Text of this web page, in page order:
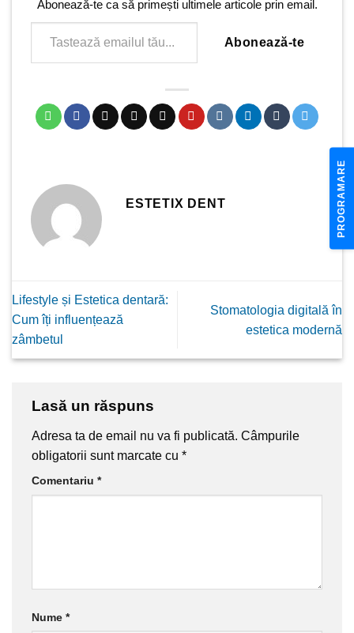
Abonează-te ca să primești ultimele articole prin email.
Tastează emailul tău...
Abonează-te
ESTETIX DENT
Lifestyle și Estetica dentară:
Cum îți influențează
zâmbetul
Stomatologia digitală în
estetica modernă
Lasă un răspuns
Adresa ta de email nu va fi publicată. Câmpurile
obligatorii sunt marcate cu *
Comentariu *
Nume *
PROGRAMARE